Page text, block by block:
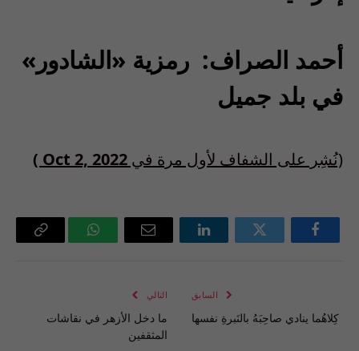
أحمد الصراف: رمزية «الشادور»
في بلد جميل
(نُشِر على الشفاف لأول مرة في Oct 2, 2022 )
فيسبوك تويتر لينكدإن
البريد
واتساب Copy
السابق
كِلاهُما ينادي صاحِبَهُ بالنَبرةِ نفسها
التالي
ما دخل الأزهر في نقاشات
المثقفين